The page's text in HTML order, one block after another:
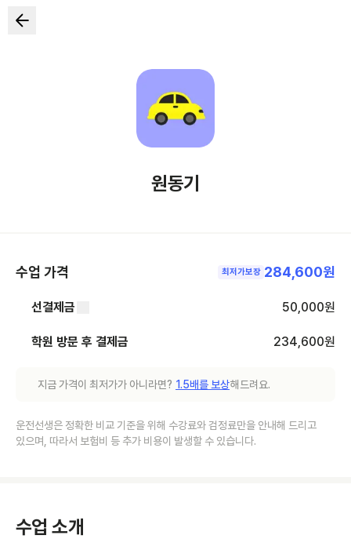
원동기
수업 가격 최저가보장 284,600원
선결제금 50,000원
학원 방문 후 결제금 234,600원
지금 가격이 최저가가 아니라면? 1.5배를 보상해드려요.
운전선생은 정확한 비교 기준을 위해 수강료와 검정료만을 안내해 드리고
있으며, 따라서 보험비 등 추가 비용이 발생할 수 있습니다.
수업 소개